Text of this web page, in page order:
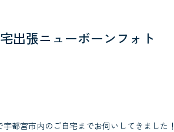
出張ニューボーンフォト
都宮市内のご自宅までお伺いしてきました！